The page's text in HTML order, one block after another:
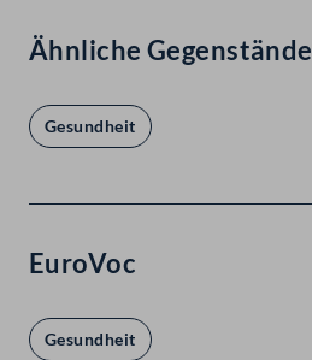
Ähnliche Gegenstände
Gesundheit
EuroVoc
Gesundheit